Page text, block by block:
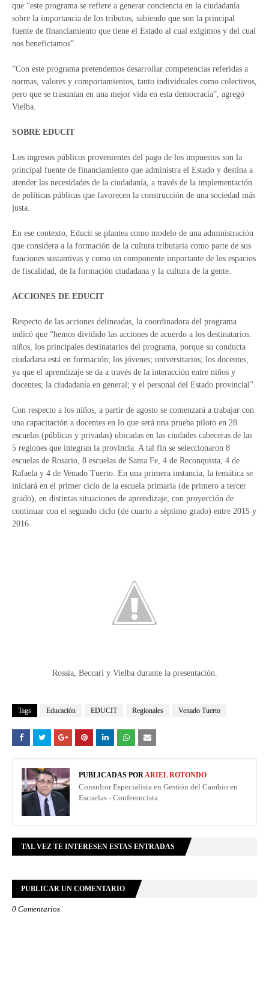
que “este programa se refiere a generar conciencia en la ciudadanía
sobre la importancia de los tributos, sabiendo que son la principal
fuente de financiamiento que tiene el Estado al cual exigimos y del cual
nos beneficiamos”.
“Con este programa pretendemos desarrollar competencias referidas a
normas, valores y comportamientos, tanto individuales como colectivos,
pero que se trasuntan en una mejor vida en esta democracia”, agregó
Vielba.
SOBRE EDUCIT
Los ingresos públicos provenientes del pago de los impuestos son la
principal fuente de financiamiento que administra el Estado y destina a
atender las necesidades de la ciudadanía, a través de la implementación
de políticas públicas que favorecen la construcción de una sociedad más
justa.
En ese contexto, Educit se plantea como modelo de una administración
que considera a la formación de la cultura tributaria como parte de sus
funciones sustantivas y como un componente importante de los espacios
de fiscalidad, de la formación ciudadana y la cultura de la gente.
ACCIONES DE EDUCIT
Respecto de las acciones delineadas, la coordinadora del programa
indicó que “hemos dividido las acciones de acuerdo a los destinatarios:
niños, los principales destinatarios del programa, porque su conducta
ciudadana está en formación; los jóvenes; universitarios; los docentes,
ya que el aprendizaje se da a través de la interacción entre niños y
docentes; la ciudadanía en general; y el personal del Estado provincial”.
Con respecto a los niños, a partir de agosto se comenzará a trabajar con
una capacitación a docentes en lo que será una prueba piloto en 28
escuelas (públicas y privadas) ubicadas en las ciudades cabeceras de las
5 regiones que integran la provincia. A tal fin se seleccionaron 8
escuelas de Rosario, 8 escuelas de Santa Fe, 4 de Reconquista, 4 de
Rafaela y 4 de Venado Tuerto. En una primera instancia, la temática se
iniciará en el primer ciclo de la escuela primaria (de primero a tercer
grado), en distintas situaciones de aprendizaje, con proyección de
continuar con el segundo ciclo (de cuarto a séptimo grado) entre 2015 y
2016.
Rossia, Beccari y Vielba durante la presentación.
Tags Educación EDUCIT Regionales Venado Tuerto
PUBLICADAS PORARIEL ROTONDO
Consultor Especialista en Gestión del Cambio en
Escuelas - Conferencista
TAL VEZ TE INTERESEN ESTAS ENTRADAS
PUBLICAR UN COMENTARIO
0 Comentarios